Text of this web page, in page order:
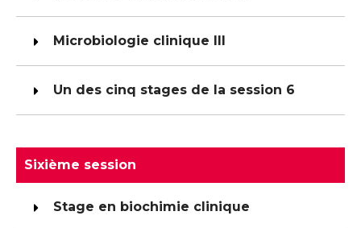
Microbiologie clinique III
Un des cinq stages de la session 6
Sixième session
Stage en biochimie clinique